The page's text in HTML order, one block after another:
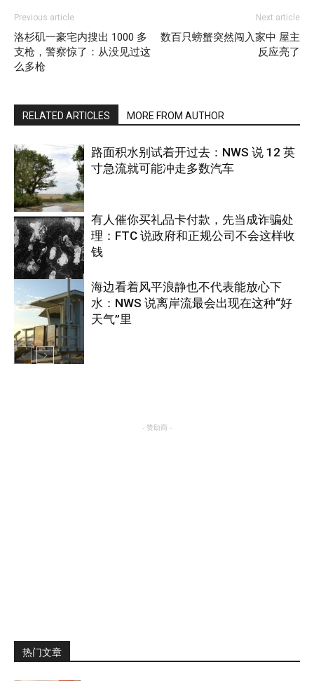
Previous article
洛杉矶一豪宅内搜出 1000 多
支枪，警察惊了：从没见过这
么多枪
Next article
数百只螃蟹突然闯入家中 屋主
反应亮了
RELATED ARTICLES MORE FROM AUTHOR
热点
路面积水别试着开过去：NWS 说 12 英
寸急流就可能冲走多数汽车
美国
有人催你买礼品卡付款，先当成诈骗处
理：FTC 说政府和正规公司不会这样收
钱
海边看着风平浪静也不代表能放心下
水：NWS 说离岸流最会出现在这种“好
天气”里
- 赞助商 -
热门文章